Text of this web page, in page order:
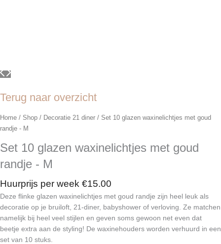
Terug naar overzicht
Home / Shop / Decoratie 21 diner / Set 10 glazen waxinelichtjes met goud
randje - M
Set 10 glazen waxinelichtjes met goud
randje - M
Huurprijs per week €15.00
Deze flinke glazen waxinelichtjes met goud randje zijn heel leuk als
decoratie op je bruiloft, 21-diner, babyshower of verloving. Ze matchen
namelijk bij heel veel stijlen en geven soms gewoon net even dat
beetje extra aan de styling! De waxinehouders worden verhuurd in een
set van 10 stuks.